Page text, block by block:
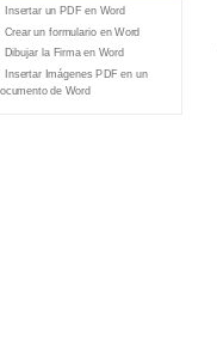
Insertar un PDF en Word
Crear un formulario en Word
Dibujar la Firma en Word
Insertar Imágenes PDF en un
de Word